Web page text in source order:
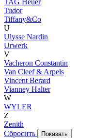
TAG Heuer
Tudor
Tiffany&Co
U
Ulysse Nardin
Urwerk
V
Vacheron Constantin
Van Cleef & Arpels
Vincent Berard
Vianney Halter
W
WYLER
Z
Zenith
Сбросить
Показать